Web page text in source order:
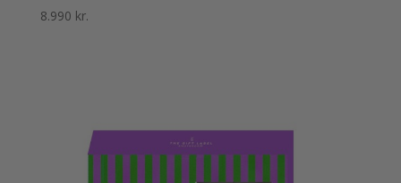
8.990 kr.